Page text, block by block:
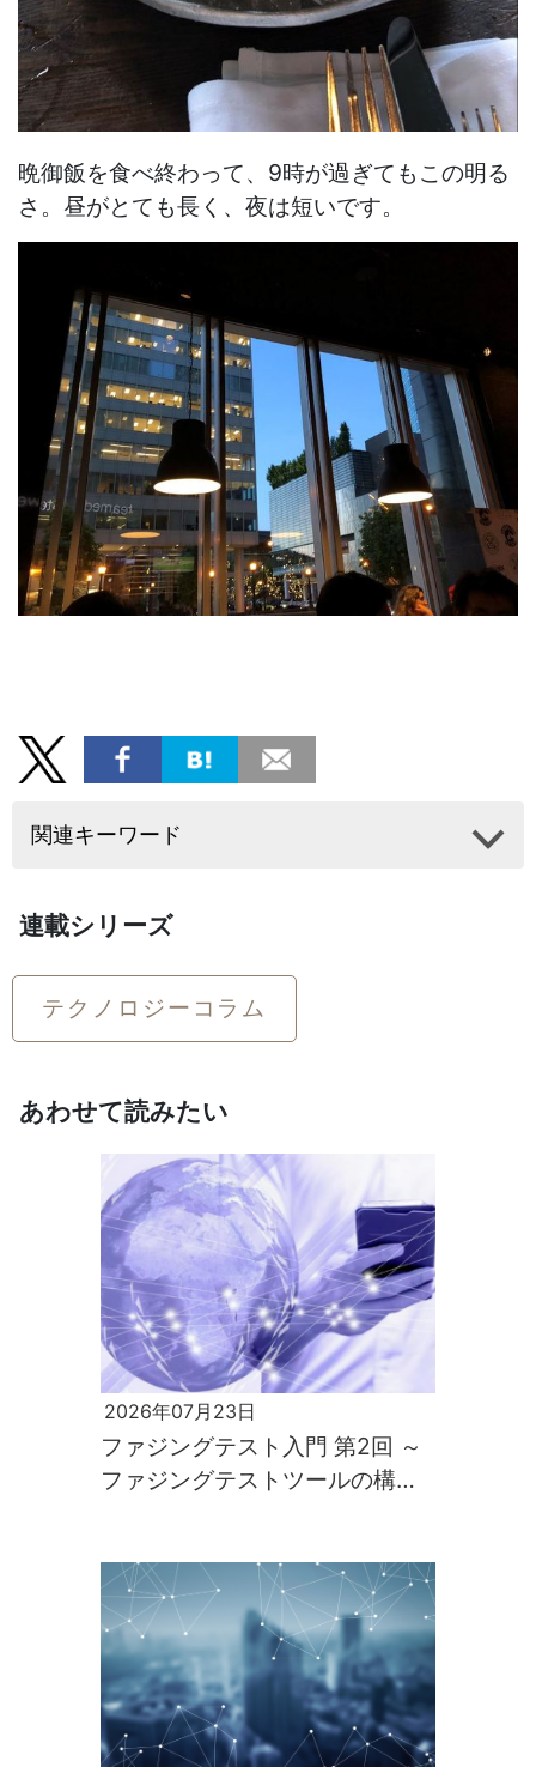
晩御飯を食べ終わって、9時が過ぎてもこの明る
さ。昼がとても長く、夜は短いです。
関連キーワード
連載シリーズ
テクノロジーコラム
あわせて読みたい
2026年07月23日
ファジングテスト入門 第2回 ～
ファジングテストツールの構築